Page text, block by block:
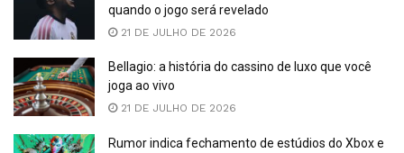
quando o jogo será revelado
21 DE JULHO DE 2026
Bellagio: a história do cassino de luxo que você
joga ao vivo
21 DE JULHO DE 2026
Rumor indica fechamento de estúdios do Xbox e